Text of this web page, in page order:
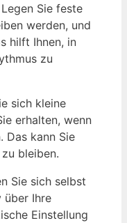
Sie feste
werden, und
hilft Ihnen, in
zu
sich kleine
erhalten, wenn
Das kann Sie
bleiben.
Sie sich selbst
über Ihre
Einstellung